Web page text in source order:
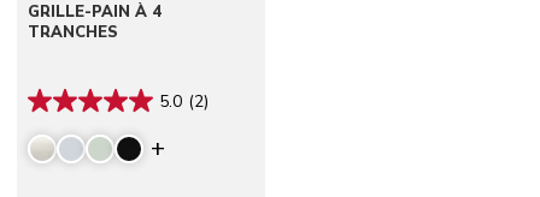
GRILLE-PAIN À 4
TRANCHES
5.0 (2)
Display more colors